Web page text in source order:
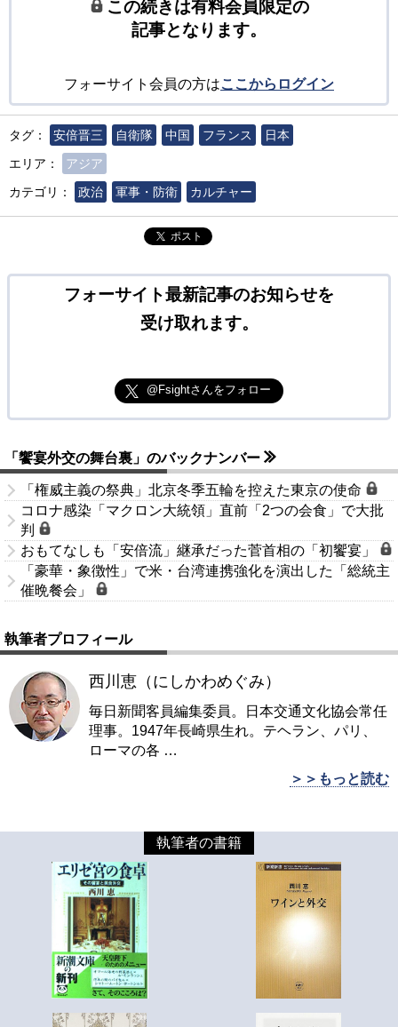
この続きは有料会員限定の
記事となります。
フォーサイト会員の方はここからログイン
タグ： 安倍晋三 自衛隊 中国 フランス
日本
エリア：
アジア
カテゴリ：
政治 軍事・防衛 カルチャー
ポスト
フォーサイト最新記事のお知らせを
受け取れます。
@Fsightさんをフォロー
「饗宴外交の舞台裏」のバックナンバー
「権威主義の祭典」北京冬季五輪を控えた東京の使命
コロナ感染「マクロン大統領」直前「2つの会食」で大批
判
おもてなしも「安倍流」継承だった菅首相の「初饗宴」
「豪華・象徴性」で米・台湾連携強化を演出した「総統主
催晩餐会」
執筆者プロフィール
西川恵（にしかわめぐみ）
毎日新聞客員編集委員。日本交通文化協会常任
理事。1947年長崎県生れ。テヘラン、パリ、
ローマの各 …
＞＞もっと読む
執筆者の書籍